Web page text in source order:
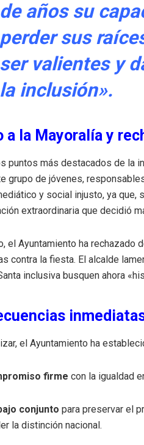
de años su
perder sus
ser valientes y
la inclusión».
a la Mayoralía y
puntos más destacados de la
grupo de jóvenes,
y social injusto, ya que,
extraordinaria que decidió
el Ayuntamiento ha rechazado
contra la fiesta. El alcalde
inclusiva busquen ahora
el Ayuntamiento ha
firme con la igualdad
conjunto para preservar el
la distinción nacional.